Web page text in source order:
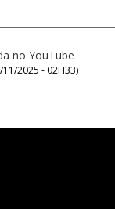
no YouTube
11/2025 - 02H33)